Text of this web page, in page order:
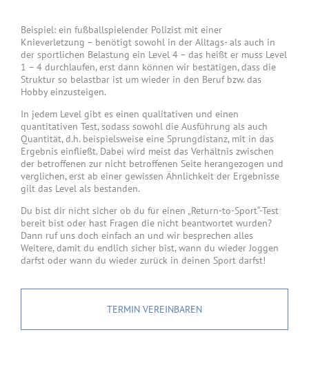
Beispiel: ein fußballspielender Polizist mit einer
Knieverletzung – benötigt sowohl in der Alltags- als auch in
der sportlichen Belastung ein Level 4 – das heißt er muss Level
1 – 4 durchlaufen, erst dann können wir bestätigen, dass die
Struktur so belastbar ist um wieder in den Beruf bzw. das
Hobby einzusteigen.
In jedem Level gibt es einen qualitativen und einen
quantitativen Test, sodass sowohl die Ausführung als auch
Quantität, d.h. beispielsweise eine Sprungdistanz, mit in das
Ergebnis einfließt. Dabei wird meist das Verhältnis zwischen
der betroffenen zur nicht betroffenen Seite herangezogen und
verglichen, erst ab einer gewissen Ähnlichkeit der Ergebnisse
gilt das Level als bestanden.
Du bist dir nicht sicher ob du für einen „Return-to-Sport“-Test
bereit bist oder hast Fragen die nicht beantwortet wurden?
Dann ruf uns doch einfach an und wir besprechen alles
Weitere, damit du endlich sicher bist, wann du wieder Joggen
darfst oder wann du wieder zurück in deinen Sport darfst!
TERMIN VEREINBAREN